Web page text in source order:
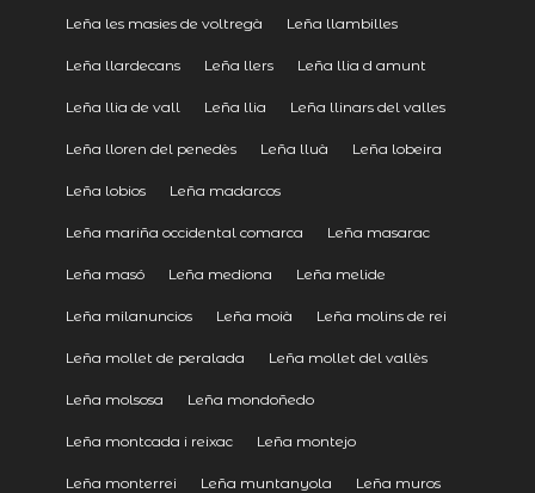
Leña les masies de voltregà Leña llambilles
Leña llardecans Leña llers Leña llia d amunt
Leña llia de vall Leña llia Leña llinars del valles
Leña lloren del penedès Leña lluà Leña lobeira
Leña lobios Leña madarcos
Leña mariña occidental comarca Leña masarac
Leña masó Leña mediona Leña melide
Leña milanuncios Leña moià Leña molins de rei
Leña mollet de peralada Leña mollet del vallès
Leña molsosa Leña mondoñedo
Leña montcada i reixac Leña montejo
Leña monterrei Leña muntanyola Leña muros